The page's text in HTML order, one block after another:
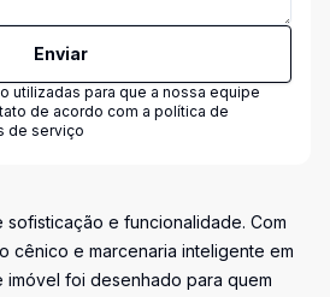
Enviar
utilizadas para que a nossa equipe
de acordo com a política de
de serviço
sofisticação e funcionalidade. Com
cênico e marcenaria inteligente em
foi desenhado para quem